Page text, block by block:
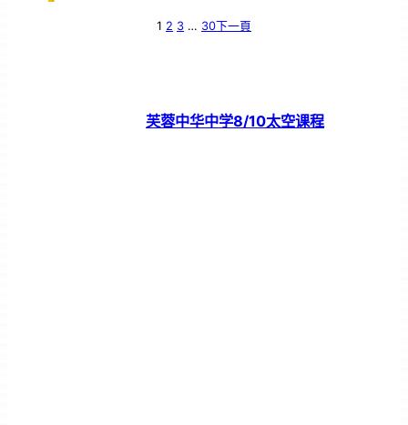
1 2 3 … 30下一頁
芙蓉中华中学8/10太空课程